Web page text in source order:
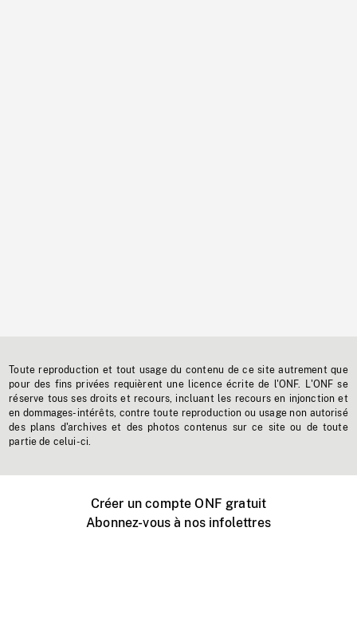
Toute reproduction et tout usage du contenu de ce site autrement que
pour des fins privées requièrent une licence écrite de l'ONF. L'ONF se
réserve tous ses droits et recours, incluant les recours en injonction et
en dommages-intérêts, contre toute reproduction ou usage non autorisé
des plans d'archives et des photos contenus sur ce site ou de toute
partie de celui-ci.
Créer un compte ONF gratuit
Abonnez-vous à nos infolettres